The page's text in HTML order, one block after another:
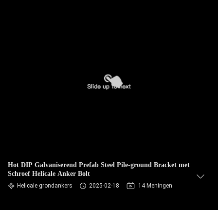
Hot DIP Galvaniserend Prefab Steel Pile-ground Bracket met
Schroef Helicale Anker Bolt
Helicale grondankers 2025-02-18 14 Meningen